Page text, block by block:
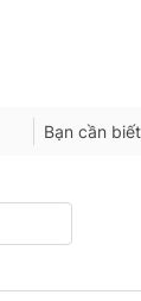
Bạn cần biết